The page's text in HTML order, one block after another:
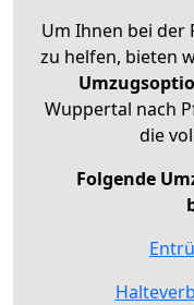
Um Ihnen bei der
zu helfen, bieten
Wuppertal nach
die
Folgende